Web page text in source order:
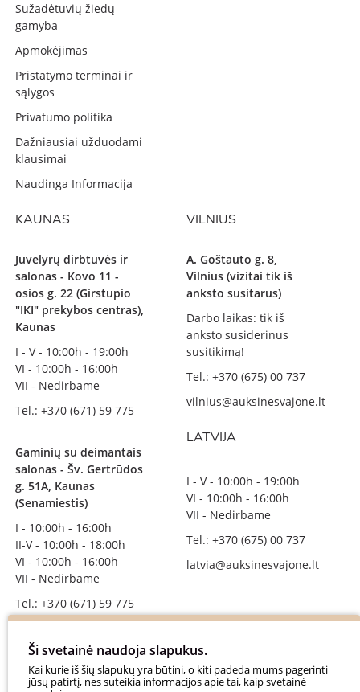
Sužadėtuvių žiedų
gamyba
Apmokėjimas
Pristatymo terminai ir
sąlygos
Privatumo politika
Dažniausiai užduodami
klausimai
Naudinga Informacija
KAUNAS
Juvelyrų dirbtuvės ir
salonas - Kovo 11 -
osios g. 22 (Girstupio
"IKI" prekybos centras),
Kaunas
I - V - 10:00h - 19:00h
VI - 10:00h - 16:00h
VII - Nedirbame
Tel.: +370 (671) 59 775
Gaminių su deimantais
salonas - Šv. Gertrūdos
g. 51A, Kaunas
(Senamiestis)
I - 10:00h - 16:00h
II-V - 10:00h - 18:00h
VI - 10:00h - 16:00h
VII - Nedirbame
Tel.: +370 (671) 59 775
SEKITE MUS
VILNIUS
A. Goštauto g. 8,
Vilnius (vizitai tik iš
anksto susitarus)
Darbo laikas: tik iš
anksto susiderinus
susitikimą!
Tel.: +370 (675) 00 737
vilnius@auksinesvajone.lt
LATVIJA
I - V - 10:00h - 19:00h
VI - 10:00h - 16:00h
VII - Nedirbame
Tel.: +370 (675) 00 737
latvia@auksinesvajone.lt
Ši svetainė naudoja slapukus.
Kai kurie iš šių slapukų yra būtini, o kiti padeda mums pagerinti
jūsų patirtį, nes suteikia informacijos apie tai, kaip svetainė